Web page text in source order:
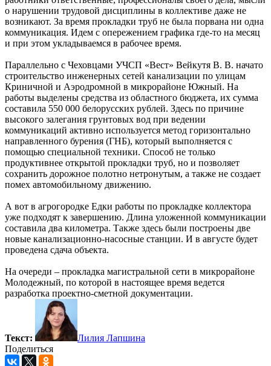
о нарушении трудовой дисциплины в коллективе даже не
возникают. За время прокладки труб не была порвана ни одна
коммуникация. Идем с опережением графика где-то на месяц
и при этом укладываемся в рабочее время.
Параллельно с Чеховцами УЧСП «Вест» Вейкутя В. В. начато
строительство инженерных сетей канализации по улицам
Криничной и Аэродромной в микрорайоне Южный. На
работы выделены средства из областного бюджета, их сумма
составила 550 000 белорусских рублей. Здесь по причине
высокого залегания грунтовых вод при ведении
коммуникаций активно используется метод горизонтально
направленного бурения (ГНБ), который выполняется с
помощью специальной техники. Способ не только
продуктивнее открытой прокладки труб, но и позволяет
сохранить дорожное полотно нетронутым, а также не создает
помех автомобильному движению.
А вот в агрогородке Едки работы по прокладке коллектора
уже подходят к завершению. Длина уложенной коммуникации
составила два километра. Также здесь были построены две
новые канализационно-насосные станции. И в августе будет
проведена сдача объекта.
На очереди – прокладка магистральной сети в микрорайоне
Молодежный, по которой в настоящее время ведется
разработка проектно-сметной документации.
Текст:
Лилия Лапшина
Поделиться